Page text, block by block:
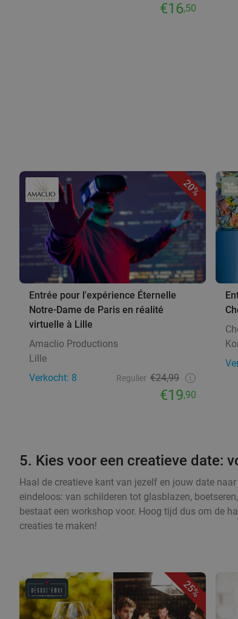
€16,50
20%
Entrée pour l'expérience Éternelle
Notre-Dame de Paris en réalité
virtuelle à Lille
Amaclio Productions
Lille
Verkocht: 8
Regulier €24,99
€19,90
5. Kies voor een creatieve date:
Haal de creatieve kant van jezelf en jouw date
eindeloos: van schilderen tot glasblazen,
bestaat een workshop voor. Hoog tijd dus om de
creaties te maken!
25%